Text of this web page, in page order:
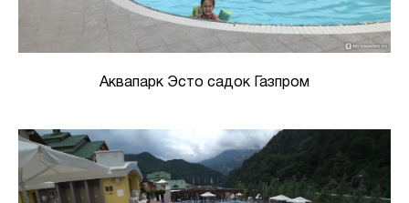
Аквапарк Эсто садок Газпром